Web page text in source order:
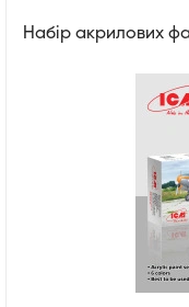
Набір акрилових